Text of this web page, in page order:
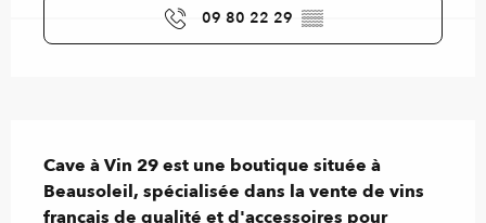
09 80 22 29 ▒▒
Cave à Vin 29 est une boutique située à
Beausoleil, spécialisée dans la vente de vins
français de qualité et d'accessoires pour